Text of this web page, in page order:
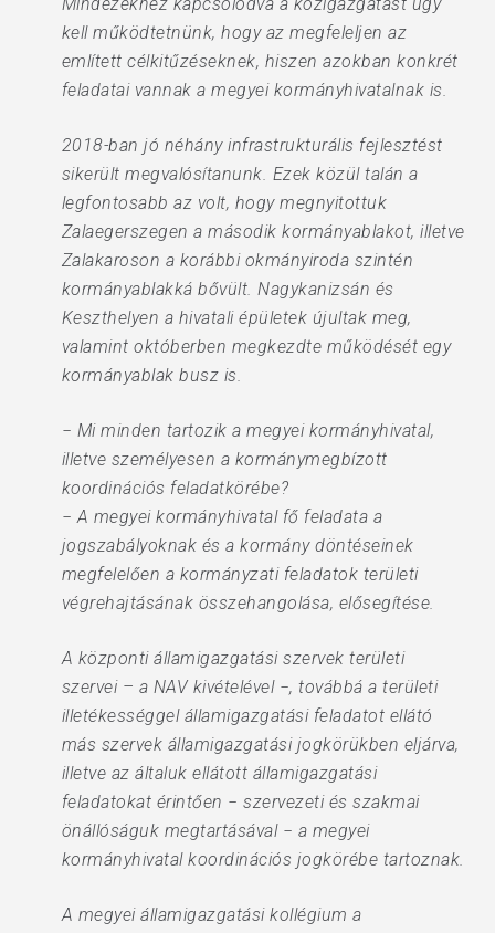
kell működtetnünk, hogy az megfeleljen az
említett célkitűzéseknek, hiszen azokban konkrét
feladatai vannak a megyei kormányhivatalnak is.
2018-ban jó néhány infrastrukturális fejlesztést
sikerült megvalósítanunk. Ezek közül talán a
legfontosabb az volt, hogy megnyitottuk
Zalaegerszegen a második kormányablakot, illetve
Zalakaroson a korábbi okmányiroda szintén
kormányablakká bővült. Nagykanizsán és
Keszthelyen a hivatali épületek újultak meg,
valamint októberben megkezdte működését egy
kormányablak busz is.
− Mi minden tartozik a megyei kormányhivatal,
illetve személyesen a kormánymegbízott
koordinációs feladatkörébe?
− A megyei kormányhivatal fő feladata a
jogszabályoknak és a kormány döntéseinek
megfelelően a kormányzati feladatok területi
végrehajtásának összehangolása, elősegítése.
A központi államigazgatási szervek területi
szervei – a NAV kivételével −, továbbá a területi
illetékességgel államigazgatási feladatot ellátó
más szervek államigazgatási jogkörükben eljárva,
illetve az általuk ellátott államigazgatási
feladatokat érintően − szervezeti és szakmai
önállóságuk megtartásával − a megyei
kormányhivatal koordinációs jogkörébe tartoznak.
A megyei államigazgatási kollégium a